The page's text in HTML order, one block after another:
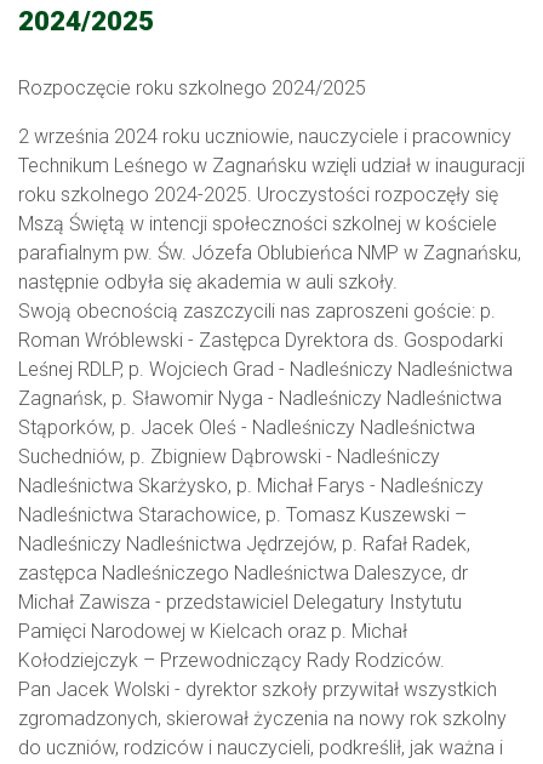
2024/2025
Rozpoczęcie roku szkolnego 2024/2025
2 września 2024 roku uczniowie, nauczyciele i pracownicy
Technikum Leśnego w Zagnańsku wzięli udział w inauguracji
roku szkolnego 2024-2025. Uroczystości rozpoczęły się
Mszą Świętą w intencji społeczności szkolnej w kościele
parafialnym pw. Św. Józefa Oblubieńca NMP w Zagnańsku,
następnie odbyła się akademia w auli szkoły.
Swoją obecnością zaszczycili nas zaproszeni goście: p.
Roman Wróblewski - Zastępca Dyrektora ds. Gospodarki
Leśnej RDLP, p. Wojciech Grad - Nadleśniczy Nadleśnictwa
Zagnańsk, p. Sławomir Nyga - Nadleśniczy Nadleśnictwa
Stąporków, p. Jacek Oleś - Nadleśniczy Nadleśnictwa
Suchedniów, p. Zbigniew Dąbrowski - Nadleśniczy
Nadleśnictwa Skarżysko, p. Michał Farys - Nadleśniczy
Nadleśnictwa Starachowice, p. Tomasz Kuszewski –
Nadleśniczy Nadleśnictwa Jędrzejów, p. Rafał Radek,
zastępca Nadleśniczego Nadleśnictwa Daleszyce, dr
Michał Zawisza - przedstawiciel Delegatury Instytutu
Pamięci Narodowej w Kielcach oraz p. Michał
Kołodziejczyk – Przewodniczący Rady Rodziców.
Pan Jacek Wolski - dyrektor szkoły przywitał wszystkich
zgromadzonych, skierował życzenia na nowy rok szkolny
do uczniów, rodziców i nauczycieli, podkreślił, jak ważna i